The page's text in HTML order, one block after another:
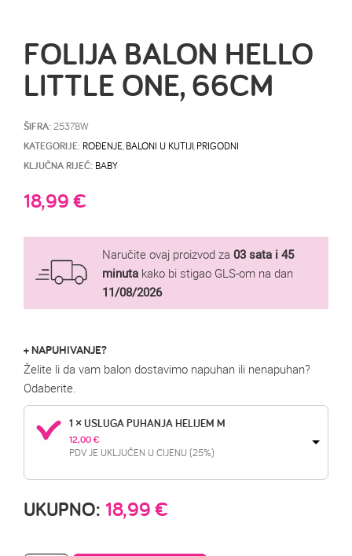
FOLIJA BALON HELLO
LITTLE ONE, 66CM
ŠIFRA: 25378W
KATEGORIJE: ROĐENJE BALONI U KUTIJI PRIGODNI
KLJUČNA RIJEČ: BABY
18,99€
Naručite ovaj proizvod za 03 sata i 45
minuta kako bi stigao GLS-om na dan
11/08/2026
+ NAPUHIVANJE?
Želite li da vam balon dostavimo napuhan ili nenapuhan?
Odaberite.
1 × USLUGA PUHANJA HELIJEM M
12,00 €
PDV JE UKLJUČEN U CIJENU (25%)
UKUPNO: 18,99€